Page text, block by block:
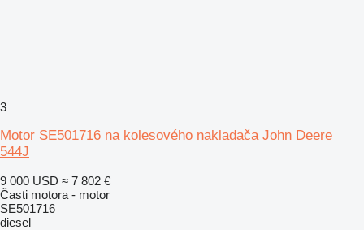
3
Motor SE501716 na kolesového nakladača John Deere
544J
9 000 USD ≈ 7 802 €
Časti motora - motor
SE501716
diesel